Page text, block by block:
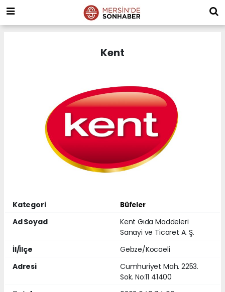
Kent
Kategori Büfeler
Ad Soyad
Kent Gıda Maddeleri
Sanayi ve Ticaret A. Ş.
İl/İlçe
Gebze/Kocaeli
Adresi
Cumhuriyet Mah. 2253.
Sok. No:11 41400